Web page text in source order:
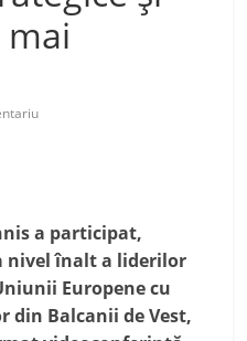
a participat,
nivel înalt a liderilor
Europene cu
din Balcanii de Vest,